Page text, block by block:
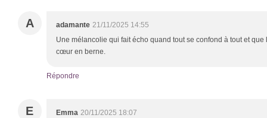
A adamante 21/11/2025 14:55
Une mélancolie qui fait écho quand tout se confond à tout et
cœur en berne.
Répondre
E Emma 20/11/2025 18:07